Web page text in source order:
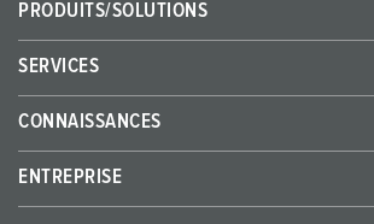
PRODUITS/SOLUTIONS
SERVICES
CONNAISSANCES
ENTREPRISE